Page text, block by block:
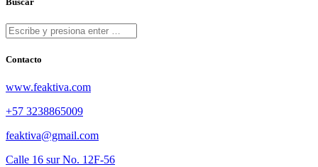
Contacto
www.feaktiva.com
+57 3238865009
feaktiva@gmail.com
Calle 16 sur No. 12F-56